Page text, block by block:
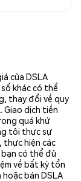
của DSLA
khác có thể
thay đổi về quy
Giao dịch tiền
quá khứ
tôi thực sự
thực hiện các
có thể đủ
về bất kỳ tổn
bán DSLA